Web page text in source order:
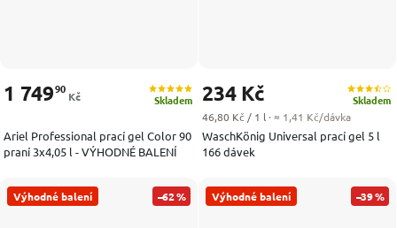
Ariel Professional prací gel Color 90
praní 3x4,05 l - VÝHODNÉ BALENÍ
Skladem
1 74990
Kč
WaschKönig Universal prací gel 5 l
166 dávek
Skladem
234 Kč
Měrná cena:
46,80 Kč / 1 l · ≈ 1,41 Kč/dávka
Výhodné balení –62 % Výhodné balení –39 %